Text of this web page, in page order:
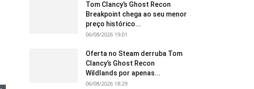
Tom Clancy’s Ghost Recon
Breakpoint chega ao seu menor
preço histórico...
06/08/2026 19:01
Oferta no Steam derruba Tom
Clancy’s Ghost Recon
Wildlands por apenas...
06/08/2026 18:29